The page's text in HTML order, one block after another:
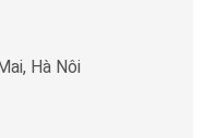
Hà Nôi